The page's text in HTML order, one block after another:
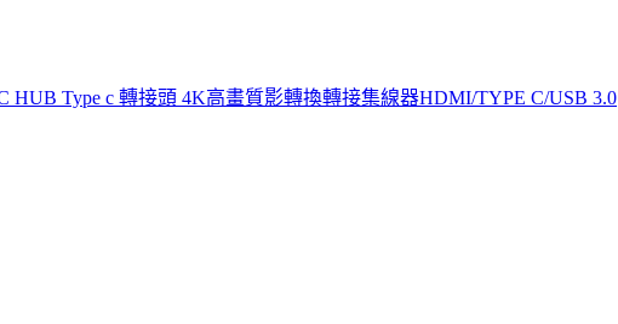
HUB Type c 轉接頭 4K高畫質影轉換轉接集線器HDMI/TYPE C/USB 3.0